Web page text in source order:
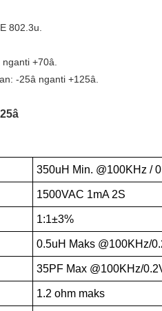
802.3u.
+70â.
-25â nganti +125â.
350uH Min. @100KHz /
1500VAC 1mA 2S
1:1±3%
0.5uH Maks @100KHz/
35PF Max @100KHz/
1.2 ohm maks